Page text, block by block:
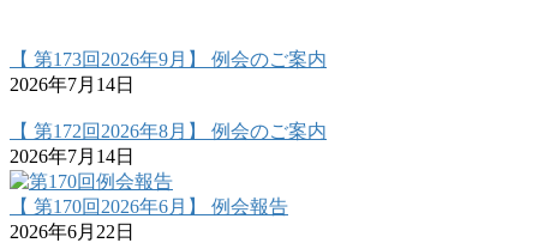
【 第173回2026年9月】 例会のご案内
2026年7月14日
【 第172回2026年8月】 例会のご案内
2026年7月14日
【 第170回2026年6月】 例会報告
2026年6月22日